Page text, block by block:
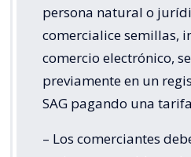
persona natural o
comercialice semillas,
comercio electrónico,
previamente en un
SAG pagando una
– Los comerciantes